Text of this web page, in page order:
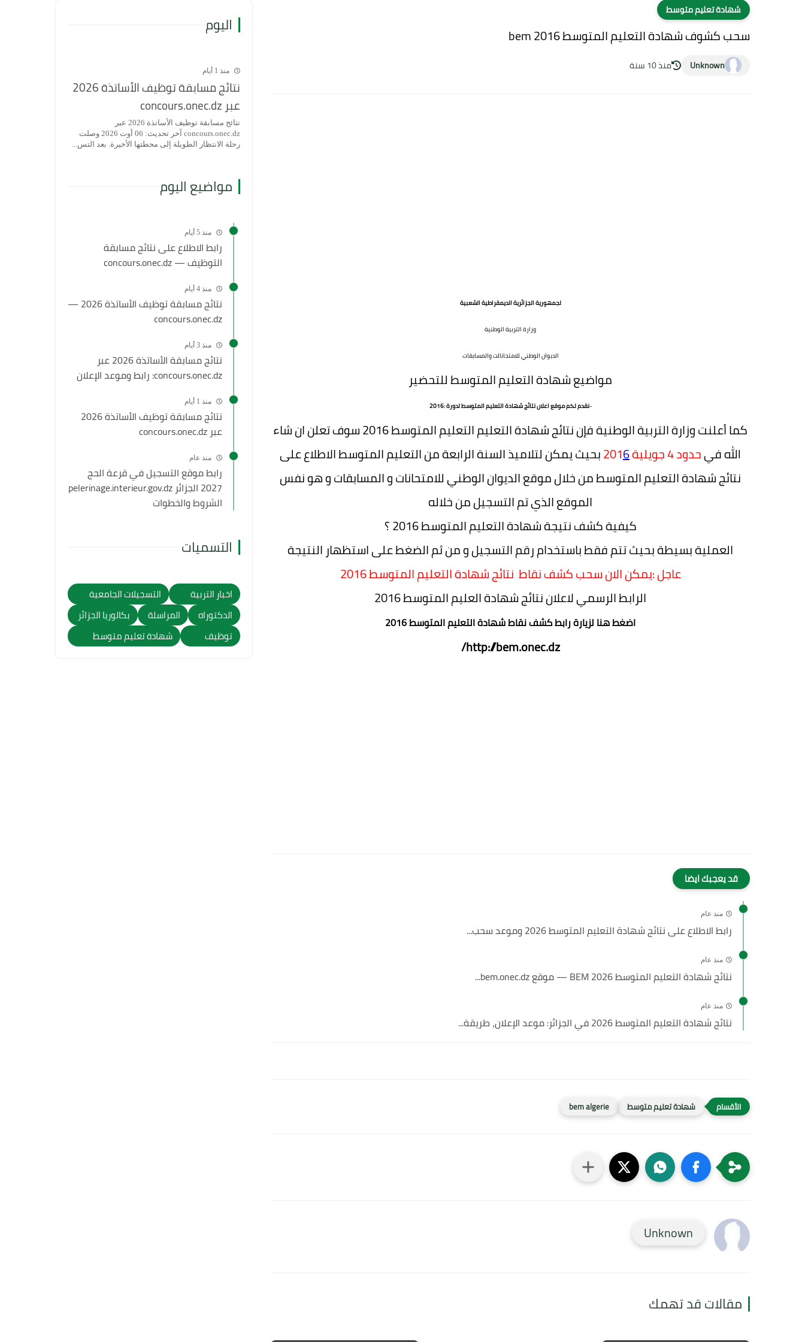
شهادة تعليم متوسط
سحب كشوف شهادة التعليم المتوسط 2016 bem
Unknown منذ 10 سنة
لجمهورية الجزائرية الديمقراطية الشعبية
وزارة التربية الوطنية
الديوان الوطني للامتحانالت والمسابقات
مواضيع شهادة التعليم المتوسط للتحضير
-نقدم لكم موقع اعلان نتائج شهادة التعليم المتوسط لدورة :2016
كما أعلنت وزارة التربية الوطنية فإن نتائج شهادة التعليم التعليم المتوسط 2016 سوف تعلن ان شاء
الله فيحدود 4 جويلية 201 6
بحيث يمكن لتلاميذ السنة الرابعة من التعليم المتوسط الاطلاع على
نتائج شهادة التعليم المتوسط من خلال موقع الديوان الوطني للامتحانات و المسابقات و هو نفس
الموقع الذي تم التسجيل من خلاله
كيفية كشف نتيجة شهادة التعليم المتوسط 2016 ؟
العملية بسيطة بحيث تتم فقط باستخدام رقم التسجيل و من ثم الضغط على استظهار النتيجة
عاجل :يمكن الان سحب كشف نقاط نتائج شهادة التعليم المتوسط 2016
الرابط الرسمي لاعلان نتائج شهادة العليم المتوسط 2016
اضغط هنا لزيارة رابط كشف نقاط شهادة التعليم المتوسط 2016
http://bem.onec.dz/
قد يعجبك ايضا
منذ عام
رابط الاطلاع على نتائج شهادة التعليم المتوسط 2026 وموعد سحب...
منذ عام
نتائج شهادة التعليم المتوسط 2026 BEM — موقع bem.onec.dz...
منذ عام
نتائج شهادة التعليم المتوسط 2026 في الجزائر: موعد الإعلان، طريقة...
شهادة تعليم متوسط bem algerie
Unknown
مقالات قد تهمك
اليوم
منذ 1 أيام
نتائج مسابقة توظيف الأساتذة 2026
عبر concours.onec.dz
نتائج مسابقة توظيف الأساتذة 2026 عبر
concours.onec.dz آخر تحديث: 06 أوت 2026 وصلت
رحلة الانتظار الطويلة إلى محطتها الأخيرة. بعد التس...
مواضيع اليوم
منذ 5 أيام
رابط الاطلاع على نتائج مسابقة
التوظيف — concours.onec.dz
منذ 4 أيام
نتائج مسابقة توظيف الأساتذة 2026 —
concours.onec.dz
منذ 3 أيام
نتائج مسابقة الأساتذة 2026 عبر
concours.onec.dz: رابط وموعد الإعلان
منذ 1 أيام
نتائج مسابقة توظيف الأساتذة 2026
عبر concours.onec.dz
منذ عام
رابط موقع التسجيل في قرعة الحج
2027 الجزائر pelerinage.interieur.gov.dz
الشروط والخطوات
التسميات
اخبار التربية
التسجيلات الجامعية
الدكتوراه
المراسلة
بكالوريا الجزائر
توظيف
شهادة تعليم متوسط